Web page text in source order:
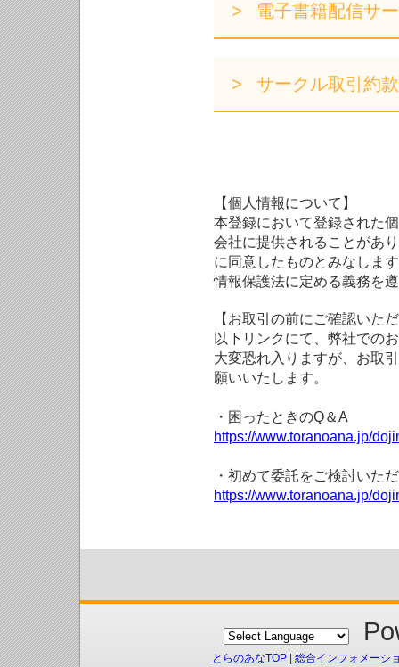
電子書籍配信サ
サークル取引約款
【個人情報について】
本登録において登録された
会社に提供されることがあ
に同意したものとみなしま
情報保護法に定める義務を
【お取引の前にご確認いた
以下リンクにて、弊社での
大変恐れ入りますが、お取
願いいたします。
・困ったときのQ＆A
https://www.toranoana.jp/
・初めて委託をご検討いた
https://www.toranoana.jp/
とらのあなTOP
総合インフォメーシ